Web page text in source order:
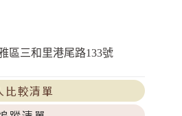
區三和里港尾路133號
比較清單